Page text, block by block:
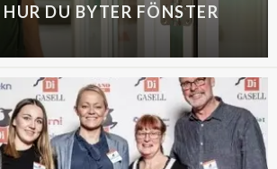
DU BYTER FÖNSTER